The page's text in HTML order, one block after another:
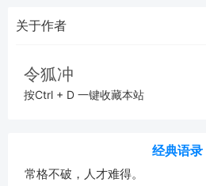
关于作者
令狐冲
按Ctrl + D 一键收藏本站
经典语录
常格不破，人才难得。